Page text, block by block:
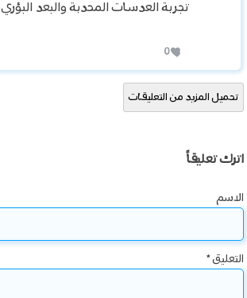
تجربة العدسات المحدبة والبعد البؤري
0
تحميل المزيد من التعليقات
اترك تعليقاً
الاسم
التعليق*